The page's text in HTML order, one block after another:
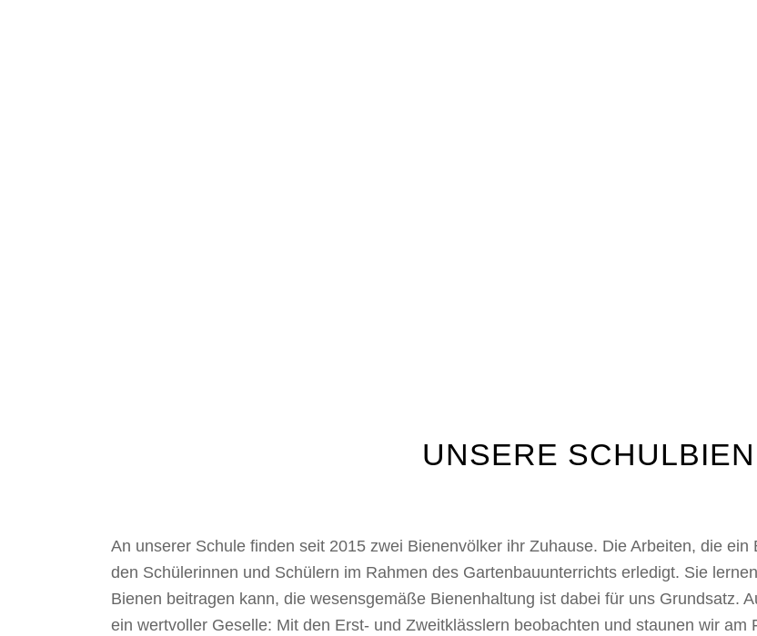
UNSERE
An unserer Schule finden seit 2015 zwei Bienenvölker ihr Zuhause. Die Arbeiten, die
den Schülerinnen und Schülern im Rahmen des Gartenbauunterrichts erledigt. Sie
Bienen beitragen kann, die wesensgemäße Bienenhaltung ist dabei für uns Grundsatz.
ein wertvoller Geselle: Mit den Erst- und Zweitklässlern beobachten und staunen wir